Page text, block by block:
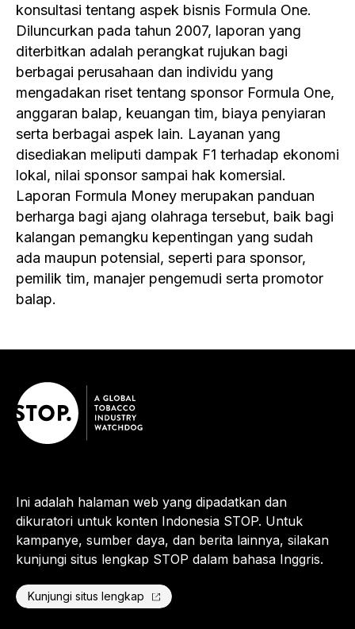
konsultasi tentang aspek bisnis Formula One.
Diluncurkan pada tahun 2007, laporan yang
diterbitkan adalah perangkat rujukan bagi
berbagai perusahaan dan individu yang
mengadakan riset tentang sponsor Formula One,
anggaran balap, keuangan tim, biaya penyiaran
serta berbagai aspek lain. Layanan yang
disediakan meliputi dampak F1 terhadap ekonomi
lokal, nilai sponsor sampai hak komersial.
Laporan Formula Money merupakan panduan
berharga bagi ajang olahraga tersebut, baik bagi
kalangan pemangku kepentingan yang sudah
ada maupun potensial, seperti para sponsor,
pemilik tim, manajer pengemudi serta promotor
balap.
Ini adalah halaman web yang dipadatkan dan
dikuratori untuk konten Indonesia STOP. Untuk
kampanye, sumber daya, dan berita lainnya, silakan
kunjungi situs lengkap STOP dalam bahasa Inggris.
Kunjungi situs lengkap